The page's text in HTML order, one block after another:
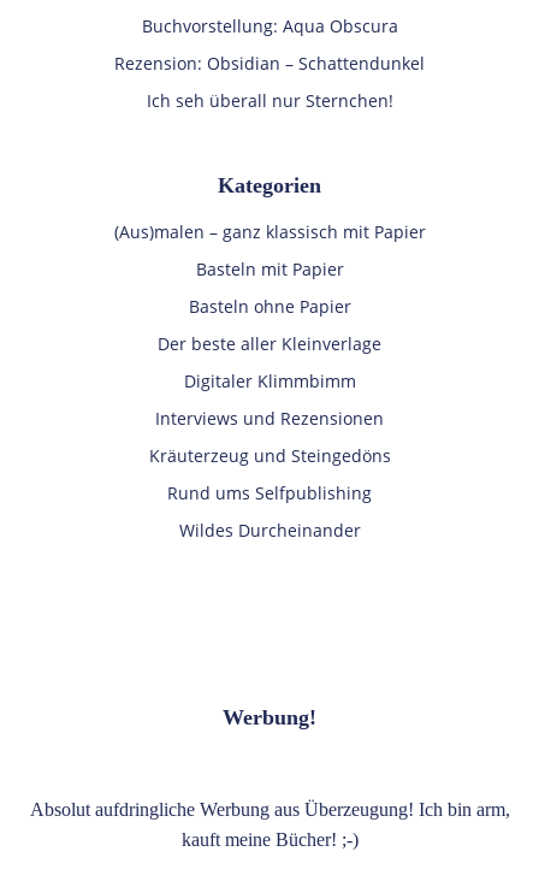
Buchvorstellung: Aqua Obscura
Rezension: Obsidian – Schattendunkel
Ich seh überall nur Sternchen!
Kategorien
(Aus)malen – ganz klassisch mit Papier
Basteln mit Papier
Basteln ohne Papier
Der beste aller Kleinverlage
Digitaler Klimmbimm
Interviews und Rezensionen
Kräuterzeug und Steingedöns
Rund ums Selfpublishing
Wildes Durcheinander
Werbung!
Absolut aufdringliche Werbung aus Überzeugung! Ich bin arm,
kauft meine Bücher! ;-)